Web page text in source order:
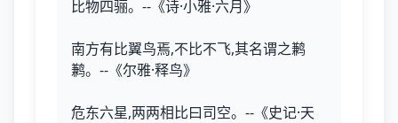
比物四骊。--《诗·小雅·六月》
南方有比翼鸟焉,不比不飞,其名谓之鹣
鹣。--《尔雅·释鸟》
危东六星,两两相比曰司空。--《史记·天